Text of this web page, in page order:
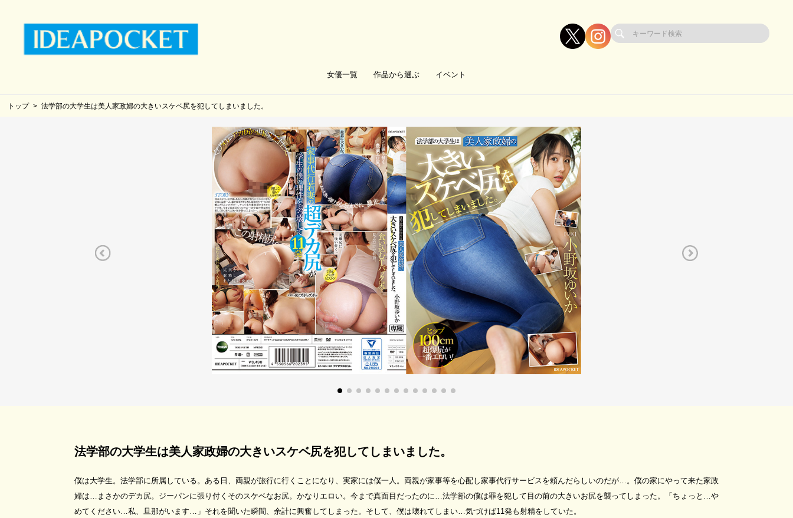
女優一覧 作品から選ぶ イベント
トップ 法学部の大学生は美人家政婦の大きいスケベ尻を犯してしまいました。
法学部の大学生は美人家政婦の大きいスケベ尻を犯してしまいました。
僕は大学生。法学部に所属している。ある日、両親が旅行に行くことになり、実家には僕一人。両親が家事等を心配し家事代行サービスを頼んだらしいのだが…。僕の家にやって来た家政
婦は…まさかのデカ尻。ジーパンに張り付くそのスケベなお尻。かなりエロい。今まで真面目だったのに…法学部の僕は罪を犯して目の前の大きいお尻を襲ってしまった。「ちょっと…や
めてください…私、旦那がいます…」それを聞いた瞬間、余計に興奮してしまった。そして、僕は壊れてしまい…気づけば11発も射精をしていた。